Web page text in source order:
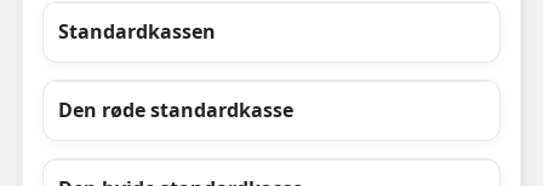
Standardkassen
Den røde standardkasse